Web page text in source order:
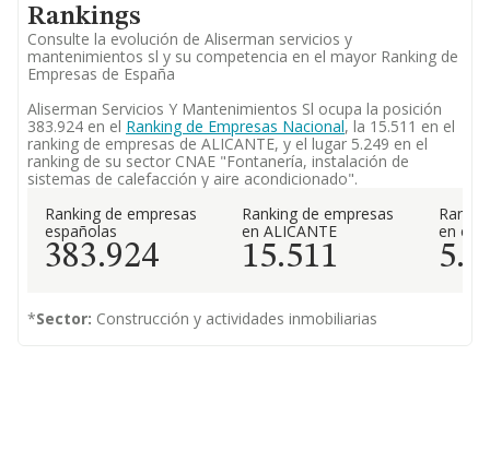
Rankings
Consulte la evolución de Aliserman servicios y
mantenimientos sl y su competencia en el mayor Ranking de
Empresas de España
Aliserman Servicios Y Mantenimientos Sl ocupa la posición
383.924 en el Ranking de Empresas Nacional, la 15.511 en el
ranking de empresas de ALICANTE, y el lugar 5.249 en el
ranking de su sector CNAE "Fontanería, instalación de
sistemas de calefacción y aire acondicionado".
Ranking de empresas
españolas
383.924
Ranking de empresas
en ALICANTE
15.511
en el
*Sector: Construcción y actividades inmobiliarias